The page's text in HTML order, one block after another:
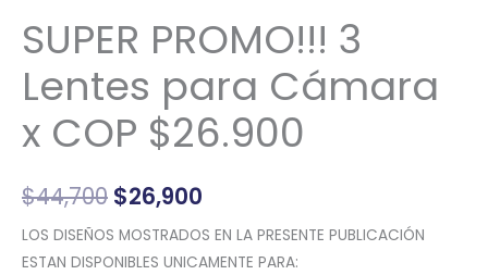
SUPER PROMO!!! 3
Lentes para Cámara
x COP $26.900
$44,700 $26,900
LOS DISEÑOS MOSTRADOS EN LA PRESENTE PUBLICACIÓN
ESTAN DISPONIBLES UNICAMENTE PARA: